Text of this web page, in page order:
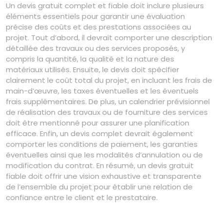
Un devis gratuit complet et fiable doit inclure plusieurs
éléments essentiels pour garantir une évaluation
précise des coûts et des prestations associées au
projet. Tout d’abord, il devrait comporter une description
détaillée des travaux ou des services proposés, y
compris la quantité, la qualité et la nature des
matériaux utilisés. Ensuite, le devis doit spécifier
clairement le coût total du projet, en incluant les frais de
main-d’œuvre, les taxes éventuelles et les éventuels
frais supplémentaires. De plus, un calendrier prévisionnel
de réalisation des travaux ou de fourniture des services
doit être mentionné pour assurer une planification
efficace. Enfin, un devis complet devrait également
comporter les conditions de paiement, les garanties
éventuelles ainsi que les modalités d’annulation ou de
modification du contrat. En résumé, un devis gratuit
fiable doit offrir une vision exhaustive et transparente
de l’ensemble du projet pour établir une relation de
confiance entre le client et le prestataire.